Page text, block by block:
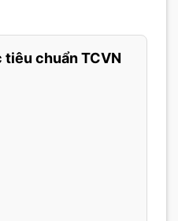
tiêu chuẩn TCVN